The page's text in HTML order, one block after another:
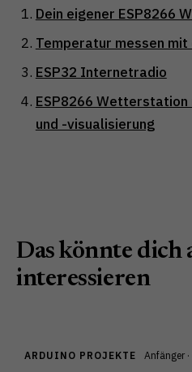
Dein eigener ESP8266
Temperatur messen mit
ESP32 Internetradio
ESP8266
und -visualisierung
Das könnte dich
interessieren
ARDUINO PROJEKTE Anfänger